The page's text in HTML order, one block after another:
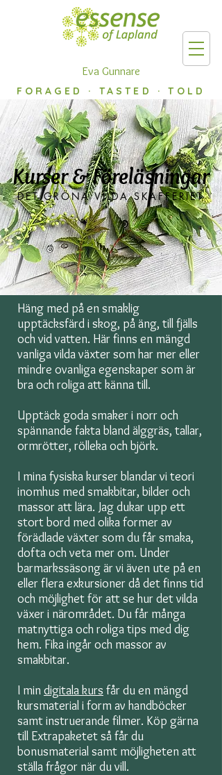
Eva Gunnare
FORAGED · TASTED · TOLD
Kurser & Föreläsningar
DET GRÖNA VILDA SKAFFERIET
Häng med på en smaklig
upptäcksfärd i skog, på äng, till fjälls
och vid vatten. Här finns en mängd
vanliga vilda växter som har mer eller
mindre ovanliga egenskaper som är
bra och roliga att känna till.
Upptäck goda smaker i norr och
spännande fakta bland älggräs, tallar,
ormrötter, rölleka och björk.
I mina fysiska kurser blandar vi teori
inomhus med smakbitar, bilder och
massor att lära. Jag dukar upp ett
stort bord med olika former av
förädlade växter som du får smaka,
dofta och veta mer om. Under
barmarkssäsong är vi även ute på en
eller flera exkursioner då det finns tid
och möjlighet för att se hur det vilda
växer i närområdet. Du får många
matnyttiga och roliga tips med dig
hem. Fika ingår och massor av
smakbitar.
I mindigitala kurs får du en mängd
kursmaterial i form av handböcker
samt instruerande filmer. Köp gärna
till Extrapaketet så får du
bonusmaterial samt möjligheten att
ställa frågor när du vill.